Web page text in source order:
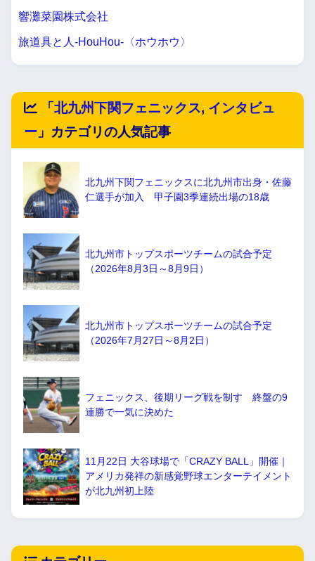
響灘菜園株式会社
旅道具と人-HouHou-〈ホウホウ〉
「 北九州下関フェニックス, インタビュ
ー 」カテゴリの人気記事
北九州下関フェニックスに北九州市出身・佐藤
仁選手が加入 甲子園3季連続出場の18歳
北九州市トップスポーツチームの試合予定
（2026年8月3日～8月9日）
北九州市トップスポーツチームの試合予定
（2026年7月27日～8月2日）
フェニックス、後期リーグ戦を制す 終盤の9
連勝で一気に決めた
11月22日 大谷球場で「CRAZY BALL」開催｜
アメリカ発祥の新感覚野球エンターテイメント
が北九州初上陸